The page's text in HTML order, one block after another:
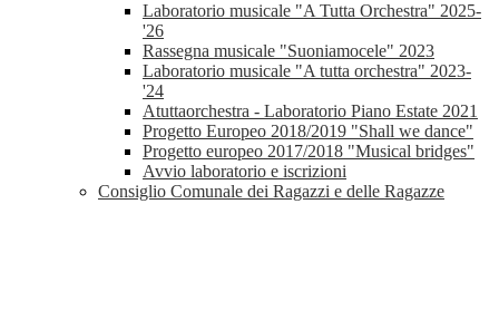
Laboratorio musicale "A Tutta Orchestra" 2025-
'26
Rassegna musicale "Suoniamocele" 2023
Laboratorio musicale "A tutta orchestra" 2023-
'24
Atuttaorchestra - Laboratorio Piano Estate 2021
Progetto Europeo 2018/2019 "Shall we dance"
Progetto europeo 2017/2018 "Musical bridges"
Avvio laboratorio e iscrizioni
Consiglio Comunale dei Ragazzi e delle Ragazze